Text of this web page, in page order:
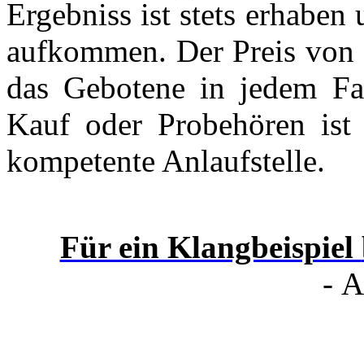
Ergebniss ist stets
aufkommen. Der Preis
das Gebotene in jedem
Kauf oder Probehören
kompetente Anlaufstelle.
Für ein Klangbeispiel
-